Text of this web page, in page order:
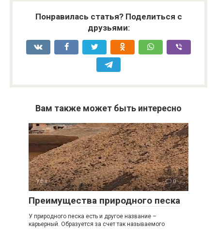
Понравилась статья? Поделиться с
друзьями:
Вам также может быть интересно
Уфа 0
Преимущества природного песка
У природного песка есть и другое название –
карьерный. Образуется за счет так называемого